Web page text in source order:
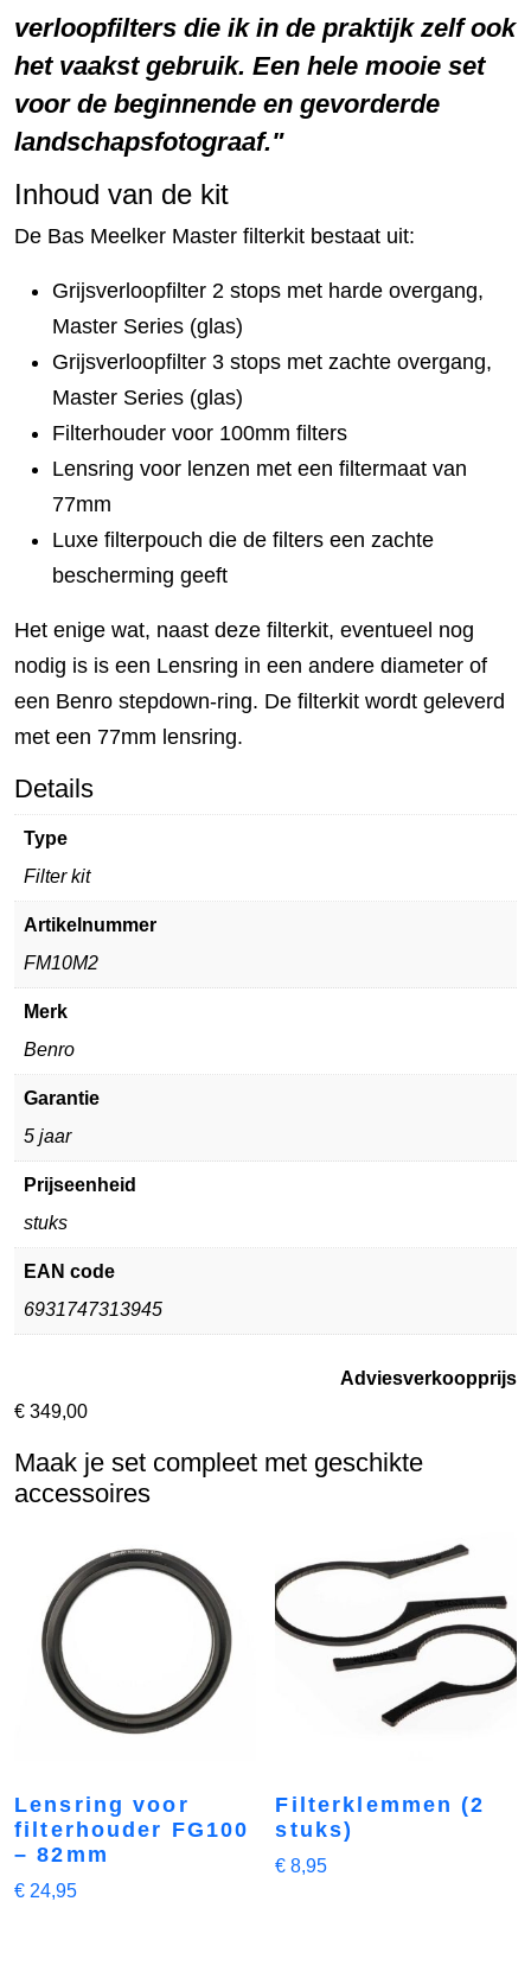
verloopfilters die ik in de praktijk zelf ook
het vaakst gebruik. Een hele mooie set
voor de beginnende en gevorderde
landschapsfotograaf.
Inhoud van de kit
De Bas Meelker Master filterkit bestaat uit:
Grijsverloopfilter 2 stops met harde overgang,
Master Series (glas)
Grijsverloopfilter 3 stops met zachte overgang,
Master Series (glas)
Filterhouder voor 100mm filters
Lensring voor lenzen met een filtermaat van
77mm
Luxe filterpouch die de filters een zachte
bescherming geeft
Het enige wat, naast deze filterkit, eventueel nog
nodig is is een Lensring in een andere diameter of
een Benro stepdown-ring. De filterkit wordt geleverd
met een 77mm lensring.
Details
Type
Filter kit
Artikelnummer
FM10M2
Merk
Benro
Garantie
5 jaar
Prijseenheid
stuks
EAN code
6931747313945
Adviesverkoopprijs
€ 349,00
Maak je set compleet met geschikte
accessoires
Lensring voor
filterhouder FG100
– 82mm
€ 24,95
Filterklemmen (2
stuks)
€ 8,95